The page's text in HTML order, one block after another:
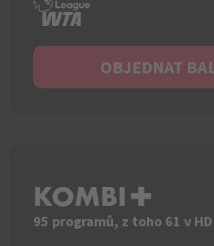
OBJEDNAT
KOMBI+
95 programů, z toho 61 v HD